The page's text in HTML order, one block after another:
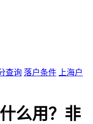
查询 落户条件
上海户
么用？非